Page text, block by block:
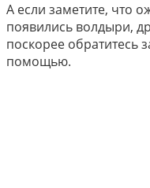
А если заметите, что
появились волдыри,
поскорее обратитесь
помощью.